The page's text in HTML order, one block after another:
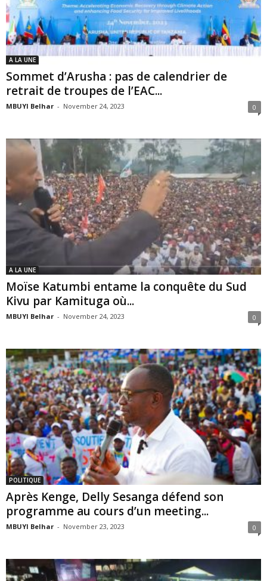
A LA UNE
Sommet d’Arusha : pas de calendrier de
retrait de troupes de l’EAC...
MBUYI Belhar - November 24, 2023 0
A LA UNE
Moïse Katumbi entame la conquête du Sud
Kivu par Kamituga où...
MBUYI Belhar - November 24, 2023 0
POLITIQUE
Après Kenge, Delly Sesanga défend son
programme au cours d’un meeting...
MBUYI Belhar - November 23, 2023 0